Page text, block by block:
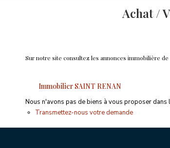
Achat /
Sur notre site consultez les annonces immobilière
Immobilier SAINT RENAN
Nous n'avons pas de biens à vous proposer
Transmettez-nous votre demande